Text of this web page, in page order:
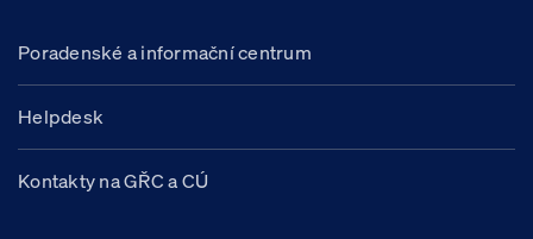
Poradenské a informační centrum
Helpdesk
Kontakty na GŘC a CÚ